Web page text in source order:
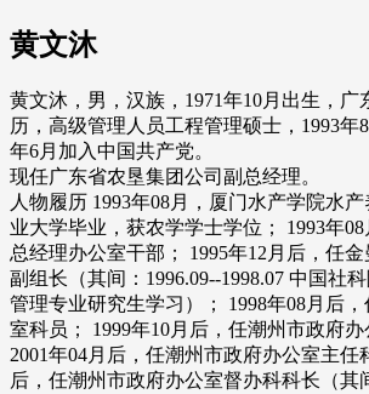
黄文沐
黄文沐，男，汉族，1971年10月出生，广
历，高级管理人员工程管理硕士，1993年
年6月加入中国共产党。
现任广东省农垦集团公司副总经理。
人物履历 1993年08月，厦门水产学院水
业大学毕业，获农学学士学位； 1993年
总经理办公室干部； 1995年12月后，任
副组长（其间：1996.09--1998.07 中国社
管理专业研究生学习）； 1998年08月后
室科员； 1999年10月后，任潮州市政府办
2001年04月后，任潮州市政府办公室主任
后，任潮州市政府办公室督办科科长（其